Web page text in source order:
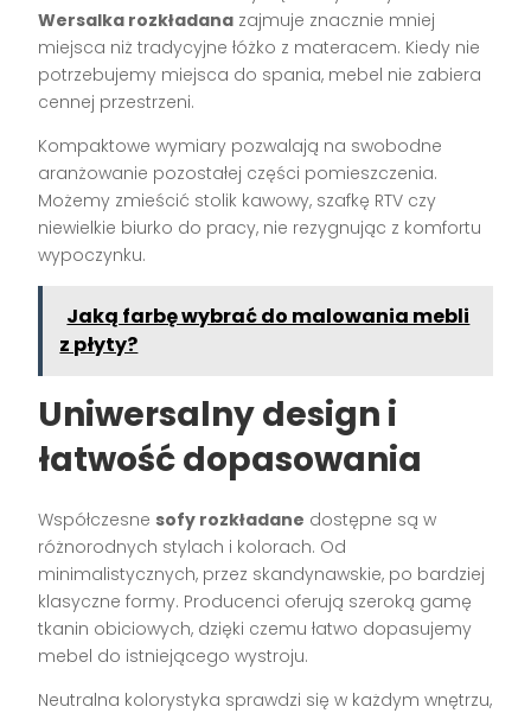
Wersalka rozkładana zajmuje znacznie mniej
miejsca niż tradycyjne łóżko z materacem. Kiedy nie
potrzebujemy miejsca do spania, mebel nie zabiera
cennej przestrzeni.
Kompaktowe wymiary pozwalają na swobodne
aranżowanie pozostałej części pomieszczenia.
Możemy zmieścić stolik kawowy, szafkę RTV czy
niewielkie biurko do pracy, nie rezygnując z komfortu
wypoczynku.
Jaką farbę wybrać do malowania mebli
z płyty?
Uniwersalny design i
łatwość dopasowania
Współczesne sofy rozkładane dostępne są w
różnorodnych stylach i kolorach. Od
minimalistycznych, przez skandynawskie, po bardziej
klasyczne formy. Producenci oferują szeroką gamę
tkanin obiciowych, dzięki czemu łatwo dopasujemy
mebel do istniejącego wystroju.
Neutralna kolorystyka sprawdzi się w każdym wnętrzu,